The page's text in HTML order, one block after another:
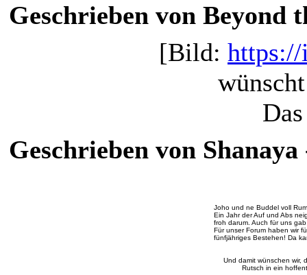
Geschrieben von Beyond
[Bild:
Geschrieben von Shanaya
Joho und ne Buddel voll
Ein Jahr der Auf und Abs
froh darum. Auch für uns
Für unser Forum haben wir
fünfjähriges Bestehen! Da
Und damit wünschen wir,
Rutsch in ein